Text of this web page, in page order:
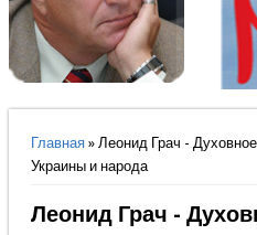
Вы здесь
Главная» Леонид Грач -
Украины и народа
Леонид Грач -